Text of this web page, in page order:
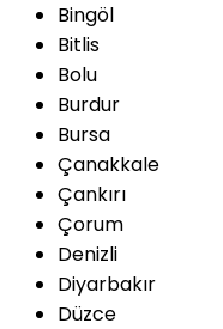
Bingöl
Bitlis
Bolu
Burdur
Bursa
Çanakkale
Çankırı
Çorum
Denizli
Diyarbakır
Düzce